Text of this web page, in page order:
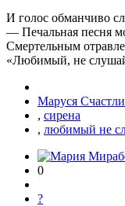
И голос обманчиво
— Печальная песня
Смертельным
«Любимый, не
Маруся
, сирена
, любимый не
0
?